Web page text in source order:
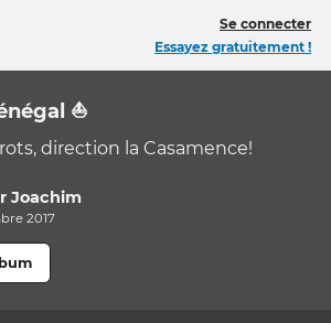
Se connecter
Essayez gratuitement !
⛵️
direction la Casamence!
Joachim
2017